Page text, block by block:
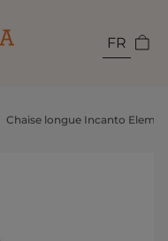
FR
Chaise longue Incanto